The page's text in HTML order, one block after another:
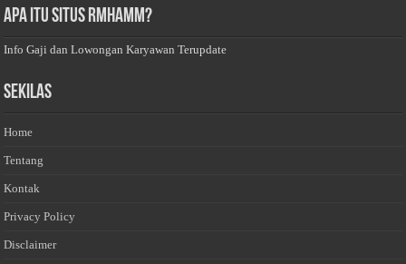
Apa Itu Situs Rmhamm?
Info Gaji dan Lowongan Karyawan Terupdate
Sekilas
Home
Tentang
Kontak
Privacy Policy
Disclaimer